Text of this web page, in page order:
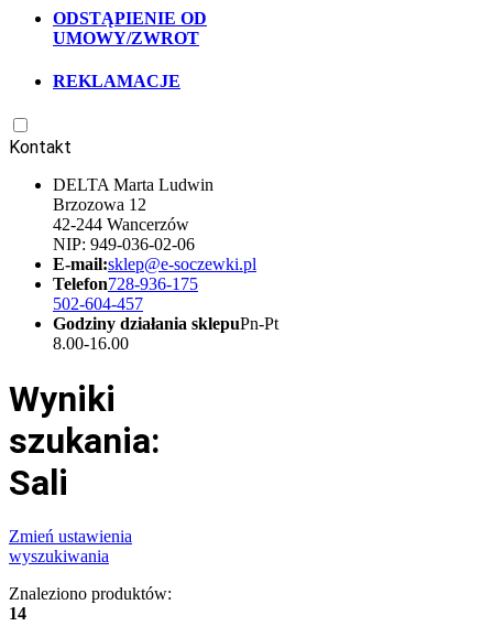
ODSTĄPIENIE OD
UMOWY/ZWROT
REKLAMACJE
Kontakt
DELTA Marta Ludwin
Brzozowa 12
42-244 Wancerzów
NIP: 949-036-02-06
E-mail:sklep@e-soczewki.pl
Telefon728-936-175
502-604-457
Godziny działania sklepuPn-Pt
8.00-16.00
Wyniki
szukania:
Sali
Zmień ustawienia
wyszukiwania
Znaleziono produktów:
14